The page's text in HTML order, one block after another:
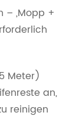
„Mopp +
Meter)
an,
reinigen